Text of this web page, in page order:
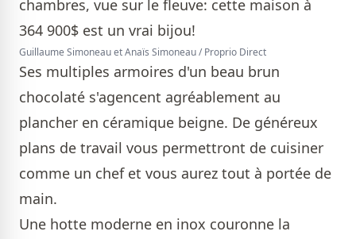
Guillaume Simoneau et Anaïs Simoneau / Proprio Direct
Ses multiples armoires d'un beau brun
chocolaté s'agencent agréablement au
plancher en céramique beigne. De généreux
plans de travail vous permettront de cuisiner
comme un chef et vous aurez tout à portée de
main.
Une hotte moderne en inox couronne la